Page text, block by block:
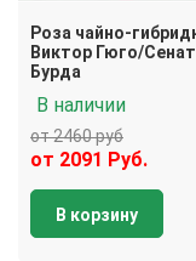
Роза чайно-
Виктор Гюго/
Бурда
В наличии
от 2460 руб
от 2091 Руб.
В корзину